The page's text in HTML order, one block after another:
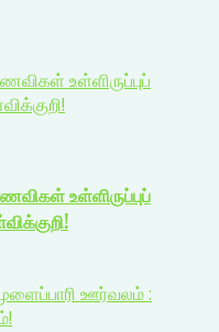
உள்ளிருப்புப்
உள்ளிருப்புப்
ஊர்வலம் :